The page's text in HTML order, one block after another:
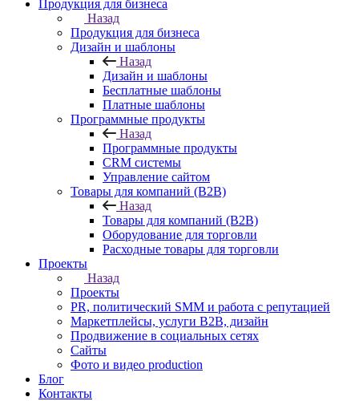
Продукция для бизнеса
Назад
Продукция для бизнеса
Дизайн и шаблоны
Назад
Дизайн и шаблоны
Бесплатные шаблоны
Платные шаблоны
Программные продукты
Назад
Программные продукты
CRM системы
Управление сайтом
Товары для компаний (B2B)
Назад
Товары для компаний (B2B)
Оборудование для торговли
Расходные товары для торговли
Проекты
Назад
Проекты
PR, политический SMM и работа с репутацией
Маркетплейсы, услуги B2B, дизайн
Продвижение в социальных сетях
Сайты
Фото и видео production
Блог
Контакты